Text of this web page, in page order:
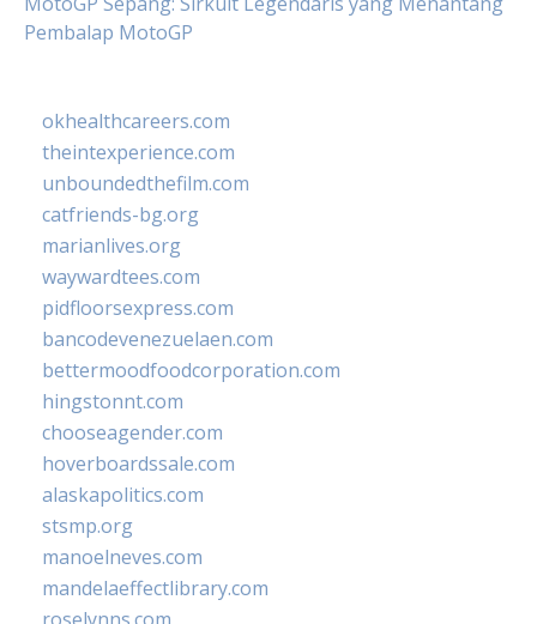
Pembalap MotoGP
okhealthcareers.com
theintexperience.com
unboundedthefilm.com
catfriends-bg.org
marianlives.org
waywardtees.com
pidfloorsexpress.com
bancodevenezuelaen.com
bettermoodfoodcorporation.com
hingstonnt.com
chooseagender.com
hoverboardssale.com
alaskapolitics.com
stsmp.org
manoelneves.com
mandelaeffectlibrary.com